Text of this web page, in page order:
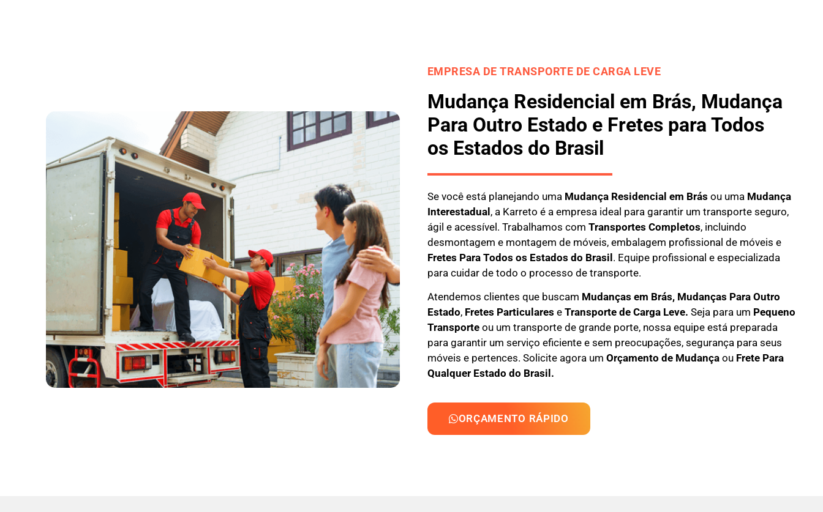
EMPRESA DE TRANSPORTE DE CARGA LEVE
Mudança Residencial em Brás, Mudança
Para Outro Estado e Fretes para Todos
os Estados do Brasil
Se você está planejando uma Mudança Residencial em Brás ou uma Mudança
Interestadual, a Karreto é a empresa ideal para garantir um transporte seguro,
ágil e acessível. Trabalhamos com Transportes Completos, incluindo
desmontagem e montagem de móveis, embalagem profissional de móveis e
Fretes Para Todos os Estados do Brasil. Equipe profissional e especializada
para cuidar de todo o processo de transporte.
Atendemos clientes que buscam Mudanças em Brás, Mudanças Para Outro
Estado,Fretes Particulares e Transportede Carga Leve. Seja para um Pequeno
Transporteou um transporte de grande porte, nossa equipe está preparada
para garantir um serviço eficiente e sem preocupações, segurança para seus
móveis e pertences. Solicite agora um Orçamento de Mudançaou Frete Para
Qualquer Estado do Brasil.
ORÇAMENTO RÁPIDO